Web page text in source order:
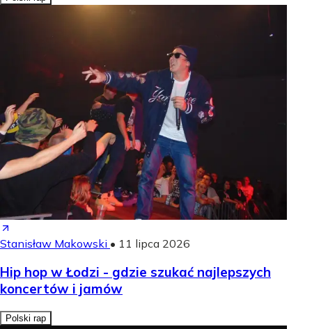
Stanisław Makowski • 11 lipca 2026
Hip hop w Łodzi - gdzie szukać najlepszych
koncertów i jamów
Polski rap